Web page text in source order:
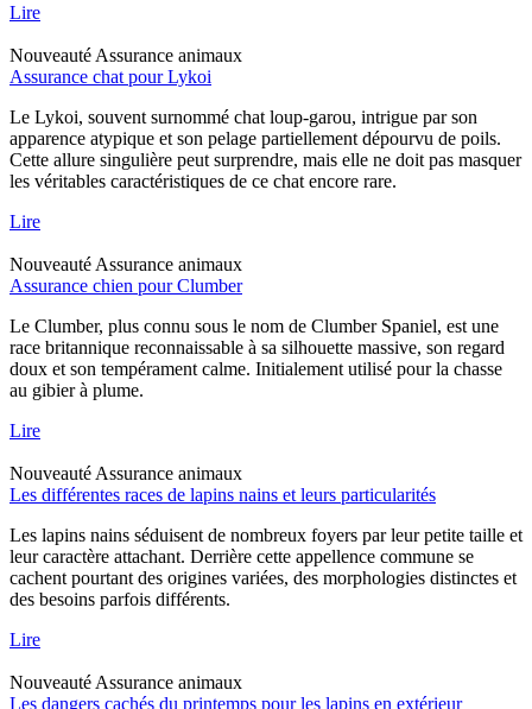
Lire
Nouveauté Assurance animaux
Assurance chat pour Lykoi
Le Lykoi, souvent surnommé chat loup-garou, intrigue par son
apparence atypique et son pelage partiellement dépourvu de poils.
Cette allure singulière peut surprendre, mais elle ne doit pas masquer
les véritables caractéristiques de ce chat encore rare.
Lire
Nouveauté Assurance animaux
Assurance chien pour Clumber
Le Clumber, plus connu sous le nom de Clumber Spaniel, est une
race britannique reconnaissable à sa silhouette massive, son regard
doux et son tempérament calme. Initialement utilisé pour la chasse
au gibier à plume.
Lire
Nouveauté Assurance animaux
Les différentes races de lapins nains et leurs particularités
Les lapins nains séduisent de nombreux foyers par leur petite taille et
leur caractère attachant. Derrière cette appellence commune se
cachent pourtant des origines variées, des morphologies distinctes et
des besoins parfois différents.
Lire
Nouveauté Assurance animaux
Les dangers cachés du printemps pour les lapins en extérieur